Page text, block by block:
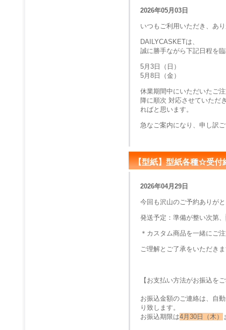
2026年05月03日
いつもご利用いただき、あ
DAILYCASKETは、
誠に勝手ながら下記日程を
5月3日（日）
5月8日（金）
休業期間中にいただいたご
降に順次 対応させていただ
ればと思います。
急なご案内になり、申し訳
【型紙】型紙各種☆受付
2026年04月29日
今回も沢山のご予約ありが
発送予定：準備が整い次第、
＊カスタム商品を一緒にご
ご理解とご了承をいただき
【お支払い方法がお振込を
お振込金額のご連絡は、自
り致します。
お振込期限は4月30日（木）